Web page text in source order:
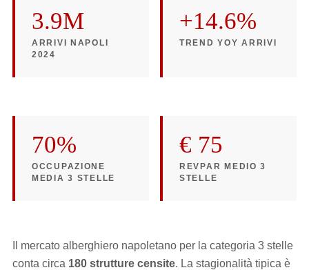
3.9M
ARRIVI NAPOLI
2024
+14.6%
TREND YOY ARRIVI
70%
OCCUPAZIONE
MEDIA 3 STELLE
€ 75
REVPAR MEDIO 3
STELLE
Il mercato alberghiero napoletano per la categoria 3 stelle
conta circa 180 strutture censite. La stagionalità tipica è